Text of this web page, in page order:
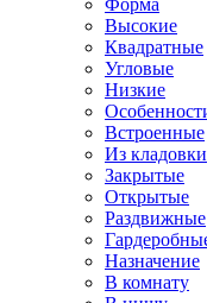
Форма
Высокие
Квадратные
Угловые
Низкие
Встроенные
Из кладовки
Закрытые
Открытые
Раздвижные
Назначение
В комнату